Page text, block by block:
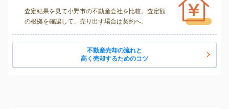
査定結果を見て小野市の不動産会社を比較。査定額
の根拠を確認して、売り出す場合は契約へ。
不動産売却の流れと
高く売却するためのコツ